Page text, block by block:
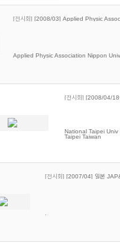
[전시회] [2008/03] Applied Physic
Applied Physic Association Nippon Univ
[전시회] [2008/04/
National Taipei
Taipei Taiwan
[전시회] [2007/04] 일본